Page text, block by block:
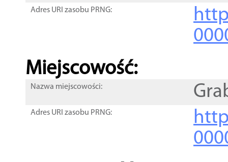
Adres URI zasobu PRNG:
Miejscowość:
Nazwa miejscowości:
Adres URI zasobu PRNG: